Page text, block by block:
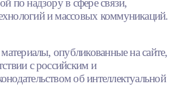
по надзору в сфере связи,
и массовых коммуникаций.
опубликованные на сайте,
с российским и
об интеллектуальной